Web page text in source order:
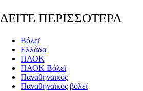
ΔΕΙΤΕ ΠΕΡΙΣΣΟΤΕΡΑ
Βόλεϊ
Ελλάδα
ΠΑΟΚ
ΠΑΟΚ Βόλεϊ
Παναθηναικός
Παναθηναϊκός βόλεϊ